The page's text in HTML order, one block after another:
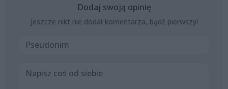
Dodaj swoją opinię
Jeszcze nikt nie dodał komentarza, bądź pierwszy!